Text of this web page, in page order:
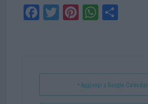
Fa
ce
Tw
itt
Pi
nt
t
W
ha
p
Sh
+ Aggiungi a Google Calendar